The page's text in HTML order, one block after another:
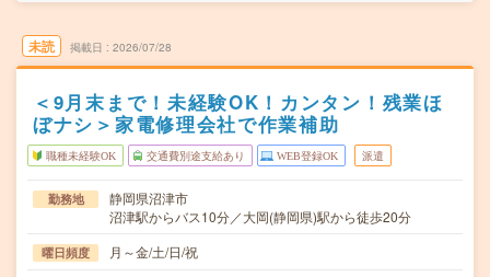
未読 掲載日 2026/07/28
＜9月末まで！未経験OK！カンタン！残業ほ
ぼナシ＞家電修理会社で作業補助
職種未経験OK 交通費別途支給あり WEB登録OK 派遣
勤務地
静岡県沼津市
沼津駅からバス10分／大岡(静岡県)駅から徒歩20分
曜日頻度 月～金/土/日/祝